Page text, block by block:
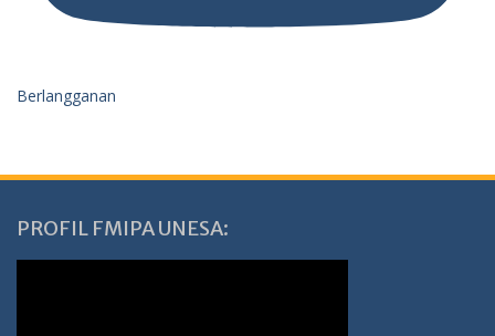
Berlangganan
PROFIL FMIPA UNESA: